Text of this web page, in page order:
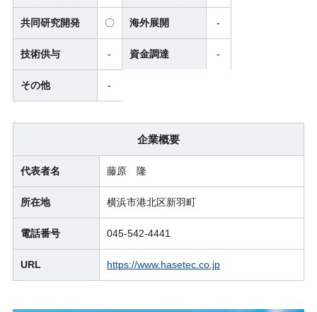
共同研究開発 〇 海外展開 -
技術供与 - 資金調達 -
その他 -
企業概要
代表者名 藤原 隆
所在地 横浜市港北区新羽町
電話番号 045-542-4441
URL https://www.hasetec.co.jp